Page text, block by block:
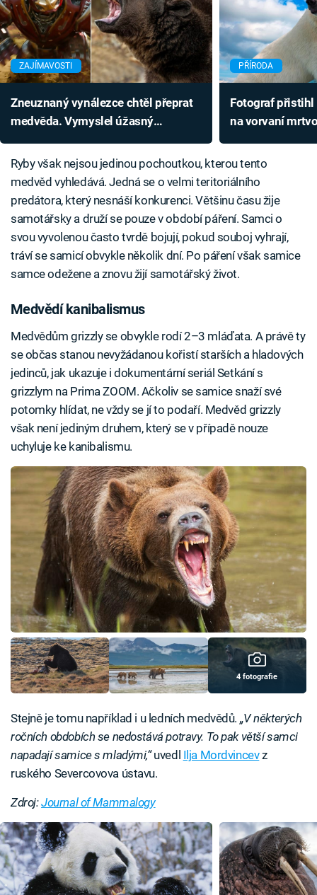
ZAJÍMAVOSTI
Zneuznaný vynálezce chtěl přeprat
medvěda. Vymyslel úžasný
PŘÍRODA
Fotograf
na vorvaní
Ryby však nejsou jedinou pochoutkou, kterou tento
medvěd vyhledává. Jedná se o velmi teritoriálního
predátora, který nesnáší konkurenci. Většinu času žije
samotářsky a druží se pouze v období páření. Samci o
svou vyvolenou často tvrdě bojují, pokud souboj vyhrají,
tráví se samicí obvykle několik dní. Po páření však samice
samce odežene a znovu žijí samotářský život.
Medvědí kanibalismus
Medvědům grizzly se obvykle rodí 2–3 mláďata. A právě ty
se občas stanou nevyžádanou kořistí starších a hladových
jedinců, jak ukazuje i dokumentární seriál Setkání s
grizzlym na Prima ZOOM. Ačkoliv se samice snaží své
potomky hlídat, ne vždy se jí to podaří. Medvěd grizzly
však není jediným druhem, který se v případě nouze
uchyluje ke kanibalismu.
4 fotografie
Stejně je tomu například i u ledních medvědů. „V některých
ročních obdobích se nedostává potravy. To pak větší samci
napadají samice s mladými,“uvedl Ilja Mordvincevz
ruského Severcovova ústavu.
Zdroj:Journal of Mammalogy